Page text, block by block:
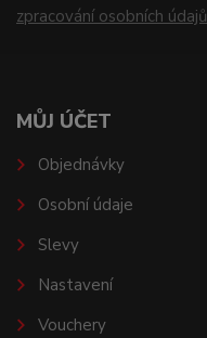
zpracování osobních údajů
MŮJ ÚČET
Objednávky
Osobní údaje
Slevy
Nastavení
Vouchery